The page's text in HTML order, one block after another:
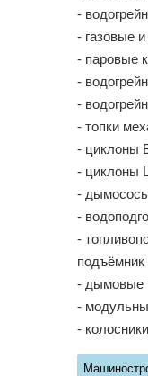
-
- газовые
- паровые
-
-
- топки
- циклоны
- циклоны
-
-
-
- дымовые
-
-